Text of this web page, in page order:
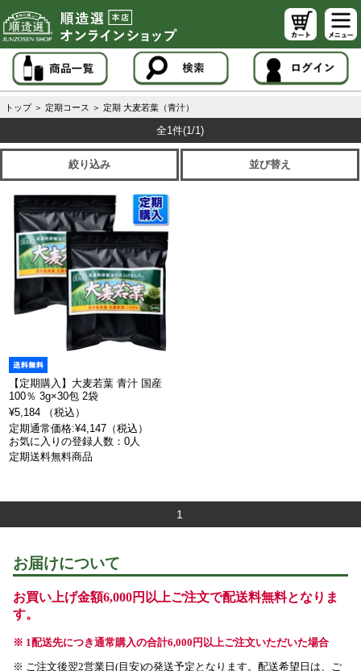
トップ ＞ 定期コース ＞ 定期 大麦若葉（青汁）
全1件(1/1)
絞り込み 並び替え
【定期購入】大麦若葉 青汁 国産
100％ 3g×30包 2袋
¥5,184 （税込）
定期通常価格:¥4,147（税込）
お気に入りの登録人数：0人
定期送料無料商品
1